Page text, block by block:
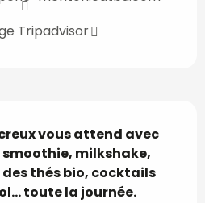
Tripadvisor
vous attend avec
milkshake,
thés bio, cocktails
toute la journée.